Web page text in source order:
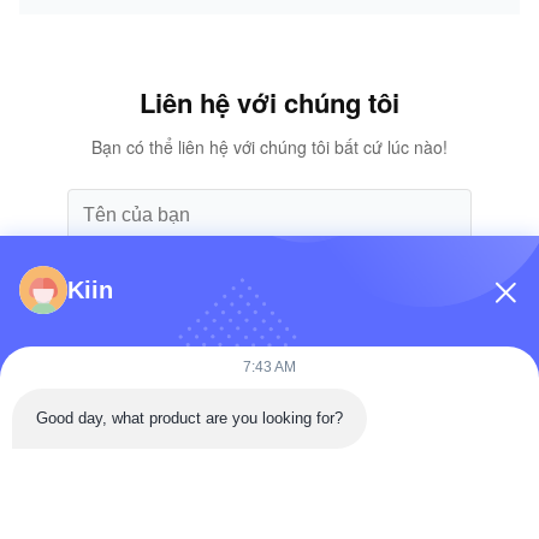
Liên hệ với chúng tôi
Bạn có thể liên hệ với chúng tôi bất cứ lúc nào!
Kiin
7:43 AM
Good day, what product are you looking for?